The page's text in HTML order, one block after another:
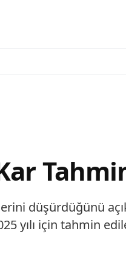
düşürdüğünü
yılı için tahmin